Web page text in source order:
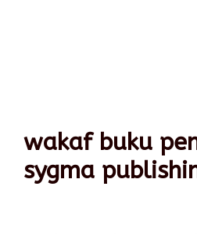
wakaf buku
sygma